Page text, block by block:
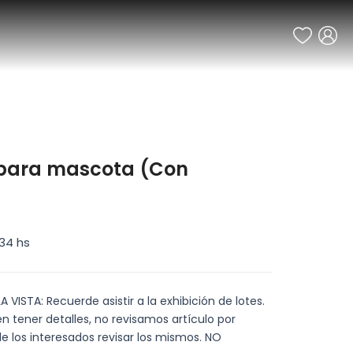
mascota (Con
hs
VISTA: Recuerde asistir a la exhibición de lotes.
tener detalles, no revisamos artículo por
los interesados revisar los mismos. NO